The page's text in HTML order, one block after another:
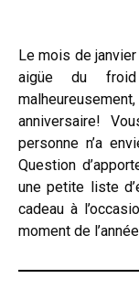
Le mois de janvier est, pour moi, synonyme d’écoeurantite
aigüe du
anniversaire!
personne n’a
Question
une petite liste
cadeau à
moment de